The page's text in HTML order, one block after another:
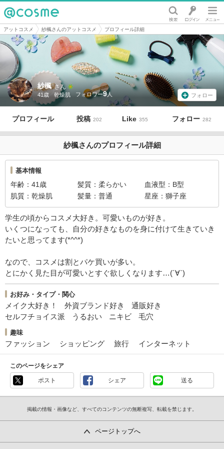
@cosme
アットコスメ 紗楓さんのアットコスメ プロフィール詳細
紗楓 さん
41歳 乾燥肌 9 フォロー
プロフィール 投稿 202 Like 355 フォロー 282
紗楓さんのプロフィール詳細
基本情報
年齢 41歳 髪質 柔らかい 血液型
B型
肌質
乾燥肌 髪量 普通 星座 獅子座
学生の頃からコスメ大好き。可愛いものが好き。
いくつになっても、自分の好きなものを身に付けて生きていき
たいと思ってます(*^^*)
なので、コスメは割とパケ買いが多い。
とにかく見た目が可愛いとすぐ欲しくなります…(´∀`)
お好み・タイプ・関心
メイク大好き！ 外資ブランド好き
通販好き
セルフチョイス派
うるおい ニキビ 毛穴
趣味
ファッション ショッピング 旅行 インターネット
このページをシェア
ポスト シェア 送る
掲載の情報・画像など、すべてのコンテンツの無断複写、転載を禁じます。
ページトップへ